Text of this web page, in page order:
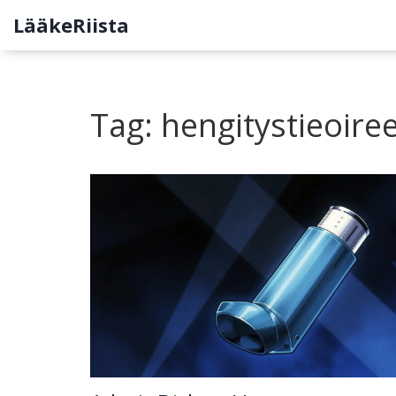
LääkeRiista
Tag: